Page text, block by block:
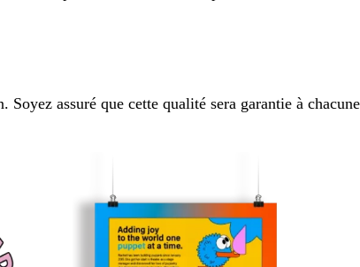
assuré que cette qualité sera garantie à chacune